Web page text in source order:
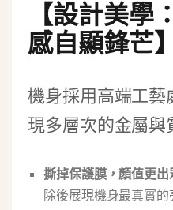
【設計美學
感自顯鋒芒】
機身採用高端工藝
現多層次的金屬與
撕掉保護膜，顏值更出
除後展現機身最真實的